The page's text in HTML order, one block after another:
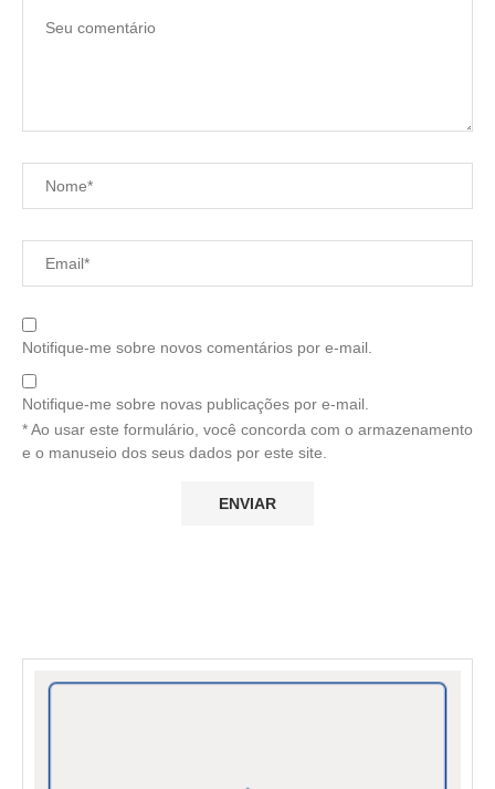
Notifique-me sobre novos comentários por e-mail.
Notifique-me sobre novas publicações por e-mail.
* Ao usar este formulário, você concorda com o armazenamento
e o manuseio dos seus dados por este site.